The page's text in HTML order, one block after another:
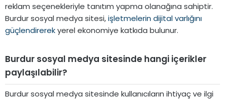
reklam seçenekleriyle tanıtım yapma olanağına sahiptir.
Burdur sosyal medya sitesi,işletmelerin dijital varlığını
güçlendirerekyerel ekonomiye katkıda bulunur.
Burdur sosyal medya sitesinde hangi içerikler
paylaşılabilir?
Burdur sosyal medya sitesinde kullanıcıların ihtiyaç ve ilgi